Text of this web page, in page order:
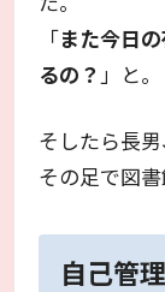
「また今日
るの？ 」と。
そしたら長
その足で図
自己管